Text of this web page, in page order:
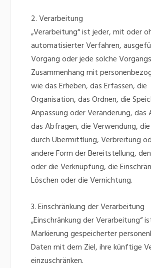
2. Verarbeitung
„Verarbeitung“ ist jeder, mit oder
automatisierter Verfahren,
Vorgang oder jede solche
Zusammenhang mit
wie das Erheben, das Erfassen, die
Organisation, das Ordnen, die
Anpassung oder Veränderung, das
das Abfragen, die Verwendung,
durch Übermittlung, Verbreitung
andere Form der Bereitstellung,
oder die Verknüpfung, die
Löschen oder die Vernichtung.
3. Einschränkung der Verarbeitung
„Einschränkung der Verarbeitung“
Markierung gespeicherter
Daten mit dem Ziel, ihre künftige
einzuschränken.